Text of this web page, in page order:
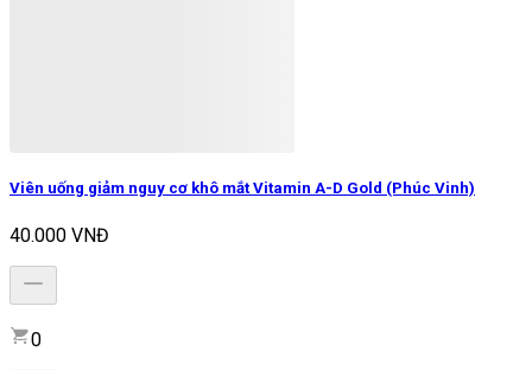
Viên uống giảm nguy cơ khô mắt Vitamin A-D Gold (Phúc Vinh)
40.000 VNĐ
0